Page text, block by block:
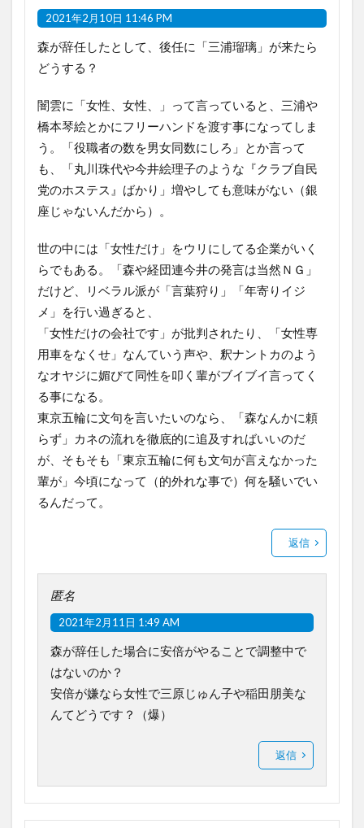
2021年2月10日 11:46 PM
森が辞任したとして、後任に「三浦瑠璃」が来たら
どうする？
闇雲に「女性、女性、」って言っていると、三浦や
橋本琴絵とかにフリーハンドを渡す事になってしま
う。「役職者の数を男女同数にしろ」とか言って
も、「丸川珠代や今井絵理子のような『クラブ自民
党のホステス』ばかり」増やしても意味がない（銀
座じゃないんだから）。
世の中には「女性だけ」をウリにしてる企業がいく
らでもある。「森や経団連今井の発言は当然ＮＧ」
だけど、リベラル派が「言葉狩り」「年寄りイジ
メ」を行い過ぎると、
「女性だけの会社です」が批判されたり、「女性専
用車をなくせ」なんていう声や、釈ナントカのよう
なオヤジに媚びて同性を叩く輩がブイブイ言ってく
る事になる。
東京五輪に文句を言いたいのなら、「森なんかに頼
らず」カネの流れを徹底的に追及すればいいのだ
が、そもそも「東京五輪に何も文句が言えなかった
輩が」今頃になって（的外れな事で）何を騒いでい
るんだって。
返信
匿名
2021年2月11日 1:49 AM
森が辞任した場合に安倍がやることで調整中で
はないのか？
安倍が嫌なら女性で三原じゅん子や稲田朋美な
んてどうです？（爆）
返信